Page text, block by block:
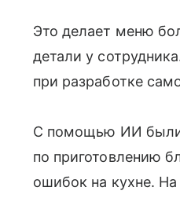
Это делает меню
детали у
при разработке
С помощью ИИ были
по приготовлению
ошибок на кухне.